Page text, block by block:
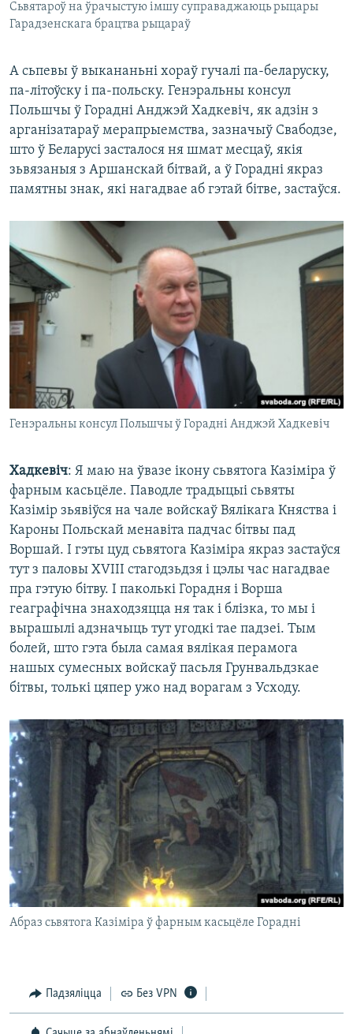
Сьвятароў на ўрачыстую імшу суправаджаюць рыцары
Гарадзенскага брацтва рыцараў
А сьпевы ў выкананьні хораў гучалі па-беларуску,
па-літоўску і па-польску. Генэральны консул
Польшчы ў Горадні Анджэй Хадкевіч, як адзін з
арганізатараў мерапрыемства, зазначыў Свабодзе,
што ў Беларусі засталося ня шмат месцаў, якія
зьвязаныя з Аршанскай бітвай, а ў Горадні якраз
памятны знак, які нагадвае аб гэтай бітве, застаўся.
Генэральны консул Польшчы ў Горадні Анджэй Хадкевіч
Хадкевіч: Я маю на ўвазе ікону сьвятога Казіміра ў
фарным касьцёле. Паводле традыцыі сьвяты
Казімір зьявіўся на чале войскаў Вялікага Княства і
Кароны Польскай менавіта падчас бітвы пад
Воршай. І гэты цуд сьвятога Казіміра якраз застаўся
тут з паловы ХVІІІ стагодзьдзя і цэлы час нагадвае
пра гэтую бітву. І паколькі Горадня і Ворша
геаграфічна знаходзяцца ня так і блізка, то мы і
вырашылі адзначыць тут угодкі тае падзеі. Тым
болей, што гэта была самая вялікая перамога
нашых сумесных войскаў пасьля Грунвальдзкае
бітвы, толькі цяпер ужо над ворагам з Усходу.
Абраз сьвятога Казіміра ў фарным касьцёле Горадні
Падзяліцца Без VPN